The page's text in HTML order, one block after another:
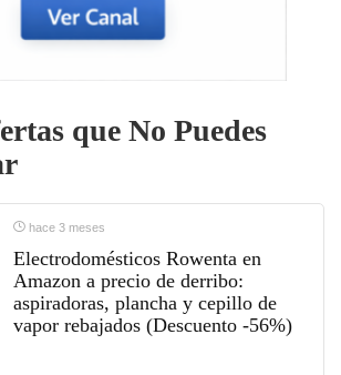
que No Puedes
hace 3 meses
Electrodomésticos Rowenta en
Amazon a precio de derribo:
aspiradoras, plancha y cepillo de
vapor rebajados (Descuento -56%)